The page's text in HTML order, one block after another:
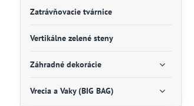
Zatrávňovacie tvárnice
Vertikálne zelené steny
Záhradné dekorácie
Vrecia a Vaky (BIG BAG)